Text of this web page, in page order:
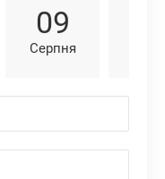
09
Серпня